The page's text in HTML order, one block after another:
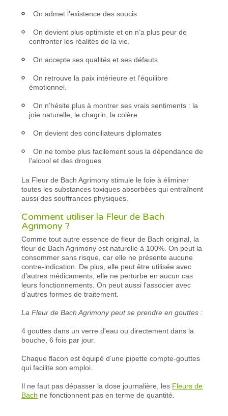
On admet l’existence des soucis
On devient plus optimiste et on n’a plus peur de
confronter les réalités de la vie.
On accepte ses qualités et ses défauts
On retrouve la paix intérieure et l’équilibre
émotionnel.
On n’hésite plus à montrer ses vrais sentiments : la
joie naturelle, le chagrin, la colère
On devient des conciliateurs diplomates
On ne tombe plus facilement sous la dépendance de
l’alcool et des drogues
La Fleur de Bach Agrimony stimule le foie à éliminer
toutes les substances toxiques absorbées qui entraînent
aussi des souffrances physiques.
Comment utiliser la Fleur de Bach
Agrimony ?
Comme tout autre essence de fleur de Bach original, la
fleur de Bach Agrimony est naturelle à 100%. On peut la
consommer sans risque, car elle ne présente aucune
contre-indication. De plus, elle peut être utilisée avec
d’autres médicaments, elle ne perturbe en aucun cas
leurs fonctionnements. On peut aussi l’associer avec
d’autres formes de traitement.
La Fleur de Bach Agrimony peut se prendre en gouttes :
4 gouttes dans un verre d'eau ou directement dans la
bouche, 6 fois par jour.
Chaque flacon est équipé d’une pipette compte-gouttes
qui facilite son emploi.
Il ne faut pas dépasser la dose journalière, les Fleurs de
Bach ne fonctionnent pas en terme de quantité.